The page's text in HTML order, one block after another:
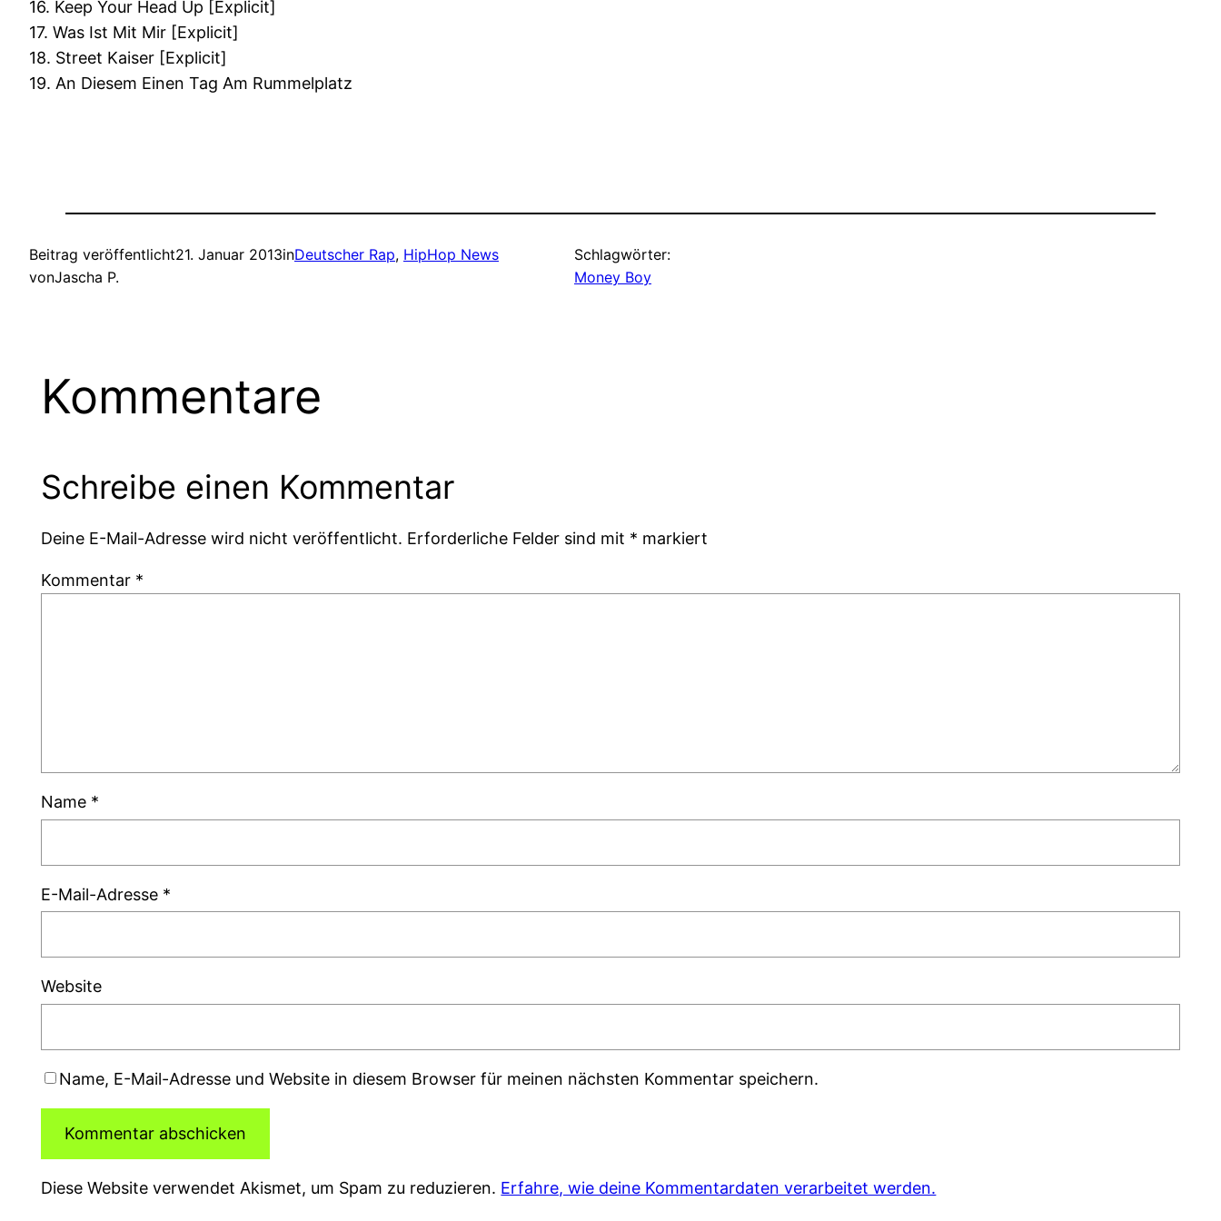
16. Keep Your Head Up [Explicit]
17. Was Ist Mit Mir [Explicit]
18. Street Kaiser [Explicit]
19. An Diesem Einen Tag Am Rummelplatz
Beitrag veröffentlicht21. Januar 2013inDeutscher Rap, HipHop News
vonJascha P.
Schlagwörter:
Money Boy
Kommentare
Schreibe einen Kommentar
Deine E-Mail-Adresse wird nicht veröffentlicht. Erforderliche Felder sind mit * markiert
Kommentar *
Name *
E-Mail-Adresse *
Website
Name, E-Mail-Adresse und Website in diesem Browser für meinen nächsten Kommentar speichern.
Diese Website verwendet Akismet, um Spam zu reduzieren. Erfahre, wie deine Kommentardaten verarbeitet werden.